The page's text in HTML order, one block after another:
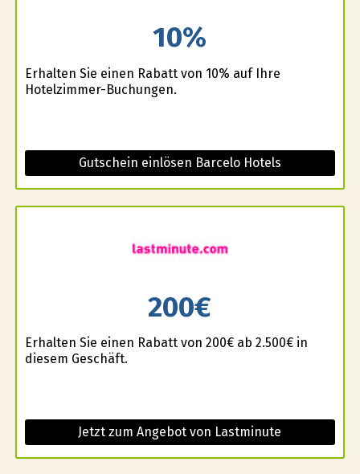
10%
Erhalten Sie einen Rabatt von 10% auf Ihre
Hotelzimmer-Buchungen.
Gutschein einlösen Barcelo Hotels
200€
Erhalten Sie einen Rabatt von 200€ ab 2.500€ in
diesem Geschäft.
Jetzt zum Angebot von Lastminute